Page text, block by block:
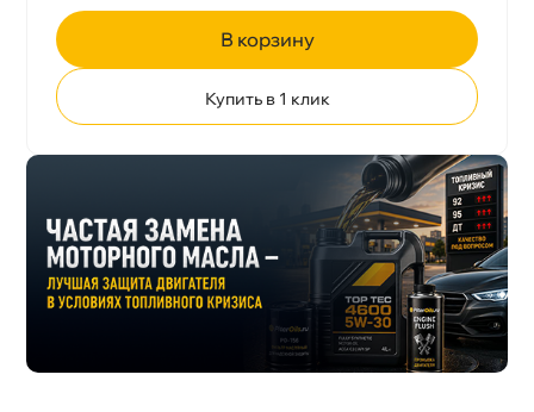
корзину
Купить в 1 клик